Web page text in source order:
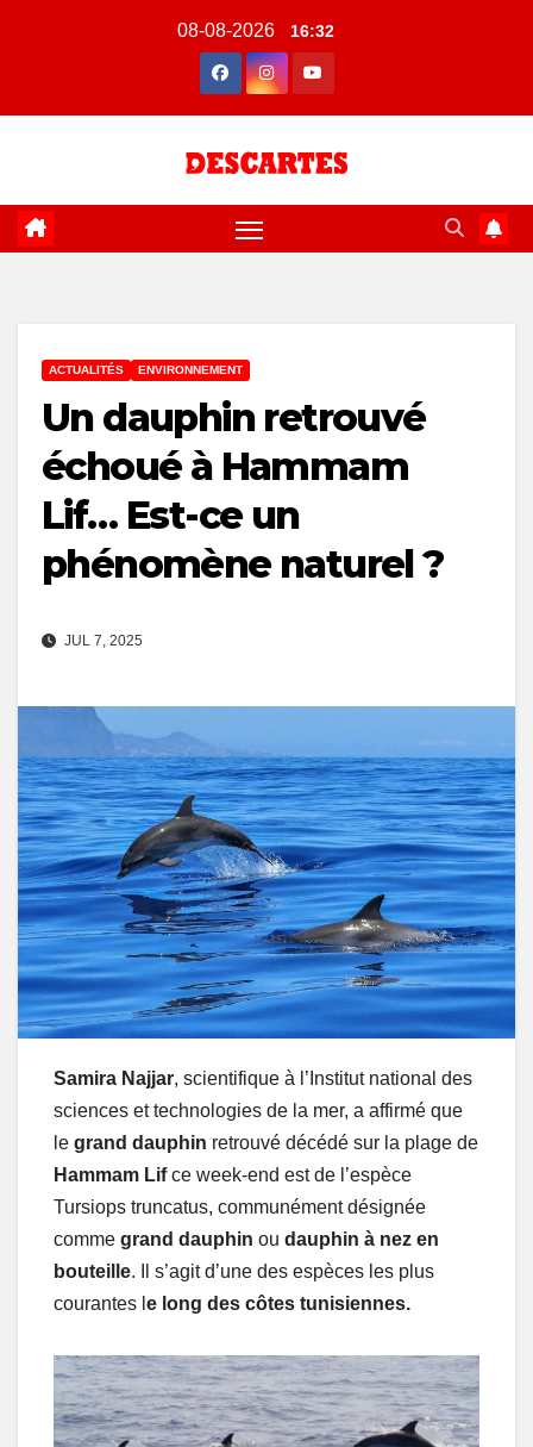
08-08-2026 16:32
ACTUALITÉS ENVIRONNEMENT
Un dauphin retrouvé
échoué à Hammam
Lif… Est-ce un
phénomène naturel ?
JUL 7, 2025
Samira Najjar, scientifique à l’Institut national des
sciences et technologies de la mer, a affirmé que
le grand dauphin retrouvé décédé sur la plage de
Hammam Lifce week-end est de l’espèce
Tursiops truncatus, communément désignée
comme grand dauphin ou dauphin à nez en
bouteille. Il s’agit d’une des espèces les plus
courantes l e long des côtes tunisiennes.